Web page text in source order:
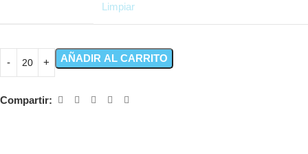
Limpiar
AÑADIR AL CARRITO
Compartir: